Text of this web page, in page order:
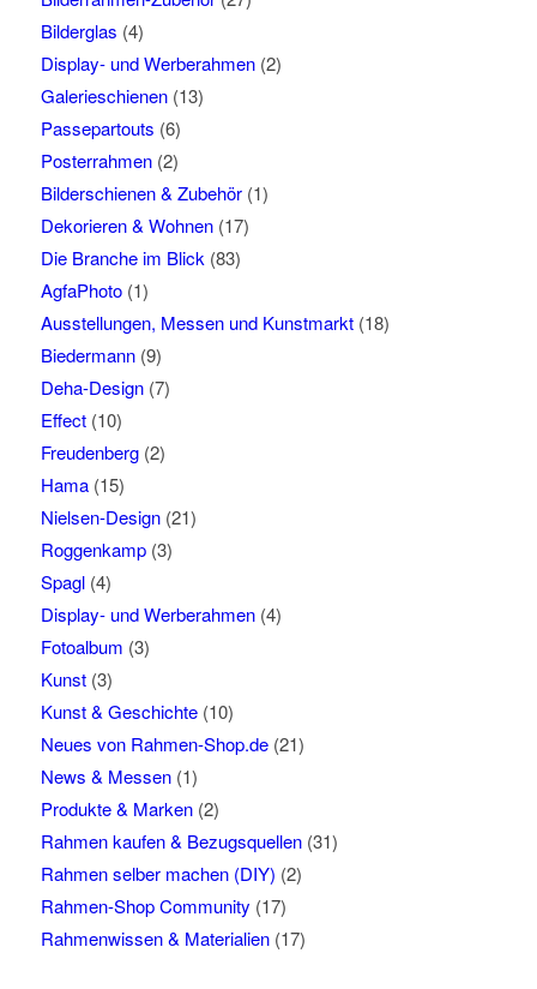
Bilderglas (4)
Display- und Werberahmen(2)
Galerieschienen(13)
Passepartouts (6)
Posterrahmen(2)
Bilderschienen & Zubehör(1)
Dekorieren & Wohnen(17)
Die Branche im Blick (83)
AgfaPhoto(1)
Ausstellungen, Messen und Kunstmarkt(18)
Biedermann(9)
Deha-Design(7)
Effect(10)
Freudenberg(2)
Hama(15)
Nielsen-Design(21)
Roggenkamp(3)
Spagl(4)
Display- und Werberahmen(4)
Fotoalbum (3)
Kunst(3)
Kunst & Geschichte(10)
Neues von Rahmen-Shop.de(21)
News & Messen(1)
Produkte & Marken(2)
Rahmen kaufen & Bezugsquellen(31)
Rahmen selber machen (DIY) (2)
Rahmen-Shop Community (17)
Rahmenwissen & Materialien(17)